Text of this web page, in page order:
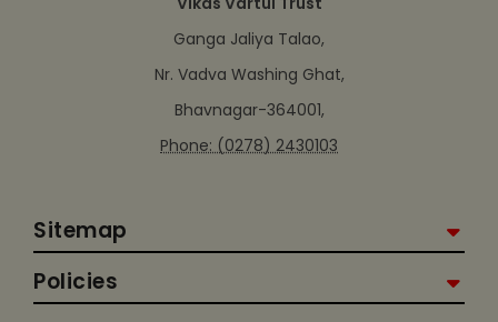
Ganga Jaliya Talao,
Nr. Vadva Washing Ghat,
Bhavnagar-364001,
Phone: (0278) 2430103
Sitemap
Policies